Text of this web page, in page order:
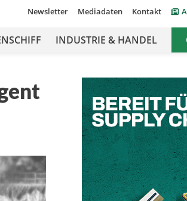
Newsletter Mediadaten Kontakt
INDUSTRIE & HANDEL